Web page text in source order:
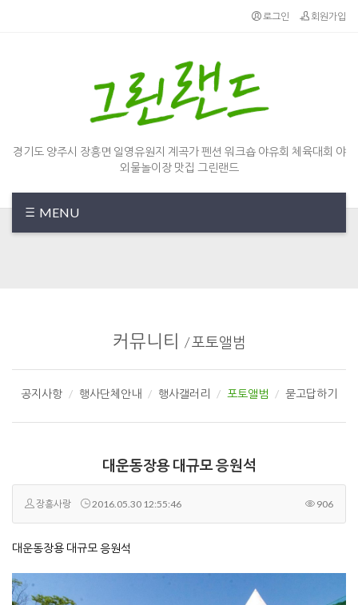
로그인 회원가입
경기도 양주시 장흥면 일영유원지 계곡가 펜션 워크숍 야유회 체육대회 야
외물놀이장 맛집 그린랜드
MENU
커뮤니티 /포토앨범
공지사항 행사단체안내 행사갤러리 포토앨범 묻고답하기
대운동장용 대규모 응원석
장흥사랑 2016.05.30 12:55:46 906
대운동장용 대규모 응원석